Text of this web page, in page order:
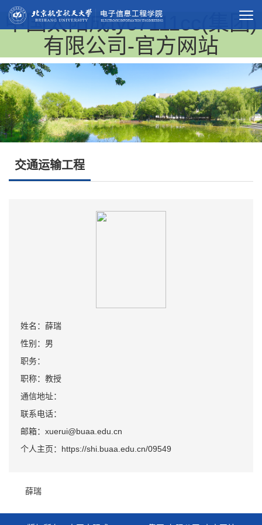
中国太阳成tyc7111cc(集团)
有限公司-官方网站
交通运输工程
姓名：薛瑞
性别：男
职务：
职称：教授
通信地址：
联系电话：
邮箱：xuerui@buaa.edu.cn
个人主页：https://shi.buaa.edu.cn/09549
薛瑞